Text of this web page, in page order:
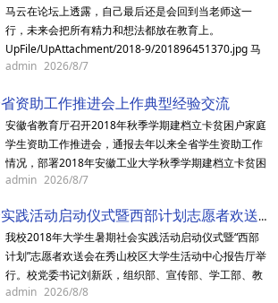
马云在论坛上透露，自己最后还是会回到当老师这一
行，未来会把所有精力和想法都放在教育上。
UpFile/UpAttachment/2018-9/201896451370.jpg 马
云1984年考入杭师大外语系英语专业，毕业后做了6年
admin 2026/8/7
资助工作推进会上作典型经验交流
安徽省教育厅召开2018年秋季学期建档立卡贫困户家庭
学生资助工作推进会，通报去年以来全省学生资助工作
情况，部署2018年安徽工业大学秋季学期建档立卡贫困
户家庭学生资助工作，交流地区、高校学生资助工作经
admin 2026/8/7
我校举行暑期社会实践活动启动仪式暨西部计划志愿者欢送会
我校2018年大学生暑期社会实践活动启动仪式暨“西部
计划”志愿者欢送会在秀山校区大学生活动中心报告厅举
行。校党委书记刘新跃，组织部、宣传部、学工部、教
务处、团委等部门负责人以及各学院党委书记、党委副
admin 2026/8/8